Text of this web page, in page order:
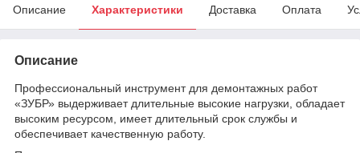
Описание Характеристики Доставка Оплата
Описание
Профессиональный инструмент для демонтажных работ
«ЗУБР» выдерживает длительные высокие нагрузки, обладает
высоким ресурсом, имеет длительный срок службы и
обеспечивает качественную работу.